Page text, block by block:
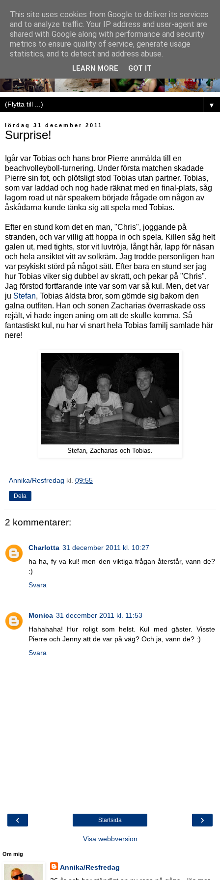
▼
lördag 31 december 2011
Surprise!
Igår var Tobias och hans bror Pierre anmälda till en
beachvolleyboll-turnering. Under första matchen skadade
Pierre sin fot, och plötsligt stod Tobias utan partner. Tobias,
som var laddad och nog hade räknat med en final-plats, såg
lagom road ut när speakern började frågade om någon av
åskådarna kunde tänka sig att spela med Tobias.
Efter en stund kom det en man, "Chris", joggande på
stranden, och var villig att hoppa in och spela. Killen såg helt
galen ut, med tights, stor vit luvtröja, långt hår, lapp för näsan
och hela ansiktet vitt av solkräm. Jag trodde personligen han
var psykiskt störd på något sätt. Efter bara en stund ser jag
hur Tobias viker sig dubbel av skratt, och pekar på "Chris".
Jag förstod fortfarande inte var som var så kul. Men, det var
ju Stefan, Tobias äldsta bror, som gömde sig bakom den
galna outfiten. Han och sonen Zacharias överraskade oss
rejält, vi hade ingen aning om att de skulle komma. Så
fantastiskt kul, nu har vi snart hela Tobias familj samlade här
nere!
Stefan, Zacharias och Tobias.
Annika/Resfredag kl. 09:55
Dela
2 kommentarer:
Charlotta 31 december 2011 kl. 10:27
ha ha, fy va kul! men den viktiga frågan återstår, vann de?
:)
Svara
Monica 31 december 2011 kl. 11:53
Hahahaha! Hur roligt som helst. Kul med gäster. Visste
Pierre och Jenny att de var på väg? Och ja, vann de? :)
Svara
‹ ›
Startsida
Visa webbversion
Om mig
Annika/Resfredag
This site uses cookies from Google to deliver its services
and to analyze traffic. Your IP address and user-agent are
shared with Google along with performance and security
metrics to ensure quality of service, generate usage
statistics, and to detect and address abuse.
LEARN MORE GOT IT